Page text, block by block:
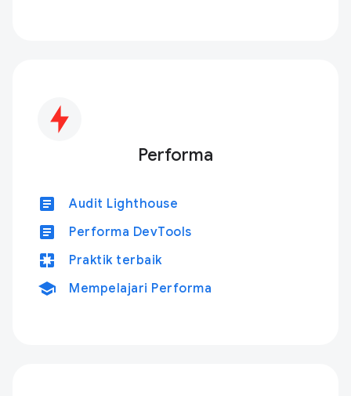
Performa
article Audit Lighthouse
article Performa DevTools
pages Praktik terbaik
school Mempelajari Performa